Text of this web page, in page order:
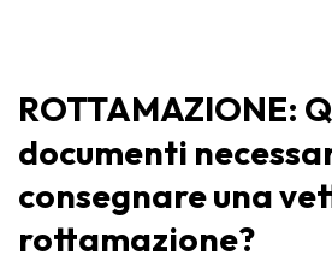
ROTTAMAZIONE:
documenti
consegnare una
rottamazione?